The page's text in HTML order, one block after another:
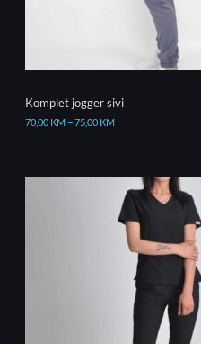
Komplet jogger sivi
70,00 KM–75,00 KM